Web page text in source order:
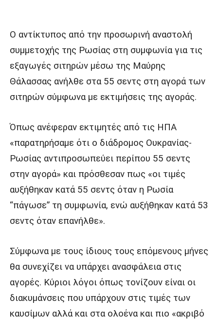
Ο αντίκτυπος από την προσωρινή αναστολή
συμμετοχής της Ρωσίας στη συμφωνία για τις
εξαγωγές σιτηρών μέσω της Μαύρης
Θάλασσας ανήλθε στα 55 σεντς στη αγορά των
σιτηρών σύμφωνα με εκτιμήσεις της αγοράς.
Όπως ανέφεραν εκτιμητές από τις ΗΠΑ
«παρατηρήσαμε ότι ο διάδρομος Ουκρανίας-
Ρωσίας αντιπροσωπεύει περίπου 55 σεντς
στην αγορά» και πρόσθεσαν πως «οι τιμές
αυξήθηκαν κατά 55 σεντς όταν η Ρωσία
“πάγωσε” τη συμφωνία, ενώ αυξήθηκαν κατά 53
σεντς όταν επανήλθε».
Σύμφωνα με τους ίδιους τους επόμενους μήνες
θα συνεχίζει να υπάρχει ανασφάλεια στις
αγορές. Κύριοι λόγοι όπως τονίζουν είναι οι
διακυμάνσεις που υπάρχουν στις τιμές των
καυσίμων αλλά και στα ολοένα και πιο «ακριβό